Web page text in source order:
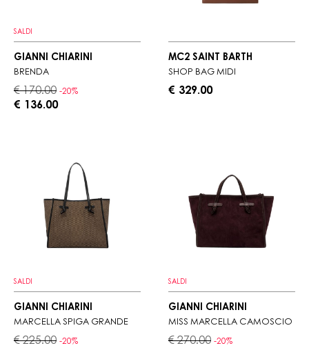
SALDI
GIANNI CHIARINI
BRENDA
€ 170.00 -20%
€ 136.00
MC2 SAINT BARTH
SHOP BAG MIDI
€ 329.00
SALDI
GIANNI CHIARINI
MARCELLA SPIGA GRANDE
€ 225.00 -20%
SALDI
GIANNI CHIARINI
MISS MARCELLA CAMOSCIO
€ 270.00 -20%